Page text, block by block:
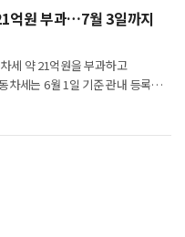
억원 부과…7월 3일까지
세 약 21억원을 부과하고
차세는 6월 1일 기준 관내 등록
는 자동차·이륜차·기계장비